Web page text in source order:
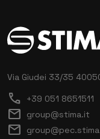
Via Giudei 33/35
call +39 051 8651511
mail group@stima.it
mail